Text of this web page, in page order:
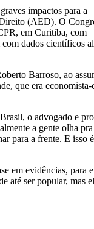
impactos para a
(AED). O
em Curitiba, com
dados científicos
Barroso, ao
que era economista-
o advogado e
a gente olha pra
para a frente. E isso
em evidências, para
até ser popular, mas